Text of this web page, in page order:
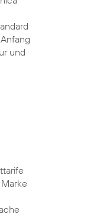
und